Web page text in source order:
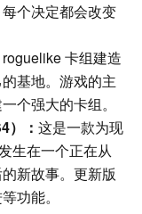
个决定都会改变
卡组建造
基地。游戏的主
个强大的卡组。
）： 这是一款为现
生在一个正在从
新故事。更新版
功能。